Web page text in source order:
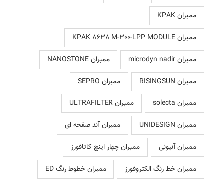
ممبران KPAK
ممبران KPAK 8638 M-300-LPP MODULE
ممبران microdyn nadir
ممبران NANOSTONE
ممبران RISINGSUN
ممبران SEPRO
ممبران solecta
ممبران ULTRAFILTER
ممبران UNIDESIGN
ممبران آند صفحه ای
ممبران آنیونی
ممبران چهار اینچ کاتافورز
ممبران خط رنگ الکتروفورز
ممبران خطوط رنگ ED